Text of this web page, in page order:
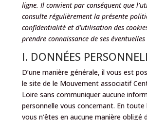
ligne. Il convient par conséquent que
consulte régulièrement la présente
confidentialité et d’utilisation des
prendre connaissance de ses
I. DONNÉES
D’une manière générale, il vous est
le site de le Mouvement associatif
Loire sans communiquer aucune
personnelle vous concernant. En toute
vous n’êtes en aucune manière